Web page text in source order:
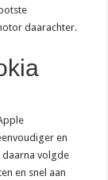
daarachter.
en
daarna volgde
en snel aan